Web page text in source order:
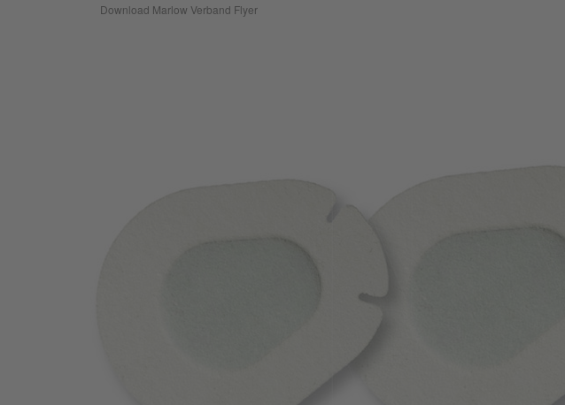
Download Marlow Verband Flyer